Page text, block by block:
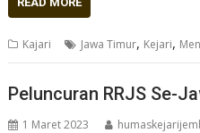
Kajari Jawa Timur, Kejari,
Peluncuran RRJS Se-
1 Maret 2023